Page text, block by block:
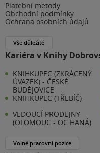
Platební metody
Obchodní podmínky
Ochrana osobních údajů
Vše důležité
Kariéra v Knihy
KNIHKUPEC (ZKRÁCENÝ
ÚVAZEK) - ČESKÉ
BUDĚJOVICE
KNIHKUPEC (TŘEBÍČ)
VEDOUCÍ PRODEJNY
(OLOMOUC - OC HANÁ)
Volné pracovní pozice